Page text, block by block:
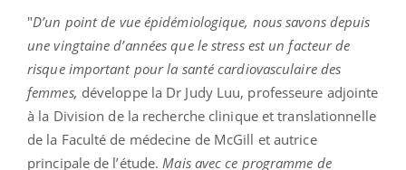
"D’un point de vue épidémiologique, nous savons depuis
une vingtaine d’années que le stress est un facteur de
risque important pour la santé cardiovasculaire des
femmes, développe la Dr Judy Luu, professeure adjointe
à la Division de la recherche clinique et translationnelle
de la Faculté de médecine de McGill et autrice
principale de l’étude. Mais avec ce programme de